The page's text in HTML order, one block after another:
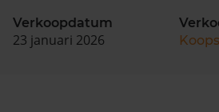
Verkoopdatum
23 januari 2026